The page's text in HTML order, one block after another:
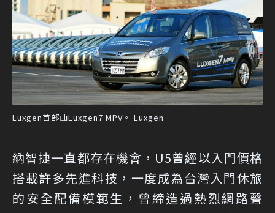
Luxgen首部曲Luxgen7 MPV。 Luxgen
納智捷一直都存在機會，U5曾經以入門價格
搭載許多先進科技，一度成為台灣入門休旅
的安全配備模範生，曾締造過熱烈網路聲